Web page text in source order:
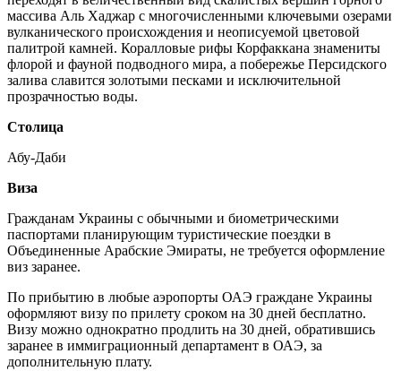
массива Аль Хаджар с многочисленными ключевыми озерами
вулканического происхождения и неописуемой цветовой
палитрой камней. Коралловые рифы Корфаккана знамениты
флорой и фауной подводного мира, а побережье Персидского
залива славится золотыми песками и исключительной
прозрачностью воды.
Столица
Абу-Даби
Виза
Гражданам Украины с обычными и биометрическими
паспортами планирующим туристические поездки в
Объединенные Арабские Эмираты, не требуется оформление
виз заранее.
По прибытию в любые аэропорты ОАЭ граждане Украины
оформляют визу по прилету сроком на 30 дней бесплатно.
Визу можно однократно продлить на 30 дней, обратившись
заранее в иммиграционный департамент в ОАЭ, за
дополнительную плату.